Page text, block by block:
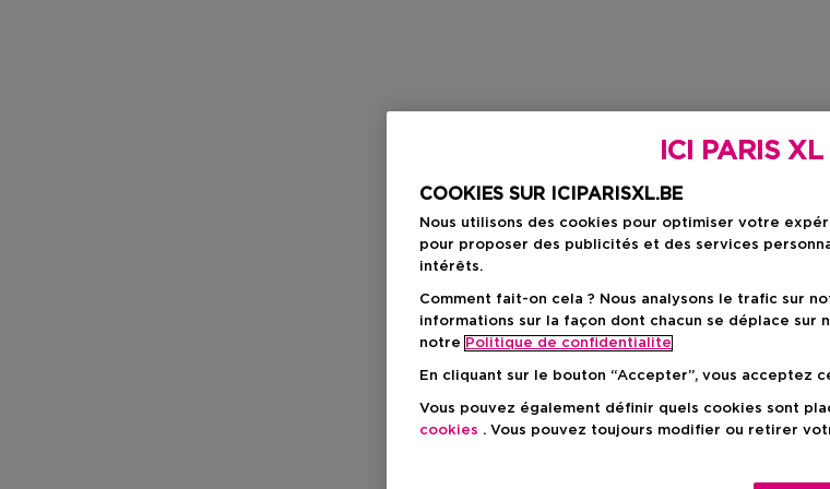
ICI PARIS XL
COOKIES SUR ICIPARISXL.BE
Nous utilisons des cookies pour optimiser votre
pour proposer des publicités et des services
intérêts.
Comment fait-on cela ? Nous analysons le trafic sur
informations sur la façon dont chacun se déplace sur
notre Politique de confidentialite
En cliquant sur le bouton “Accepter”, vous acceptez
Vous pouvez également définir quels cookies sont
cookies . Vous pouvez toujours modifier ou retirer